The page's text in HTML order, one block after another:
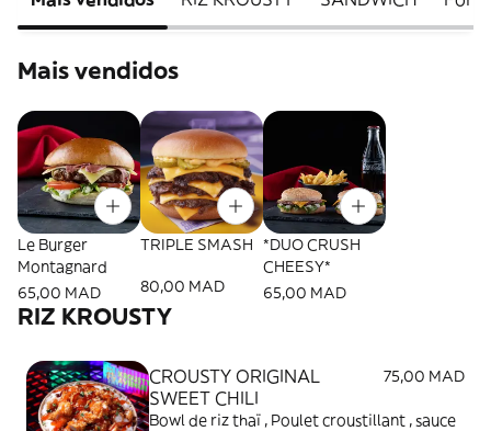
Mais vendidos
Le Burger
Montagnard
65,00 MAD
TRIPLE SMASH
80,00 MAD
*DUO CRUSH
CHEESY*
65,00 MAD
RIZ KROUSTY
CROUSTY ORIGINAL
SWEET CHILI
75,00 MAD
Bowl de riz thaï , Poulet croustillant , sauce